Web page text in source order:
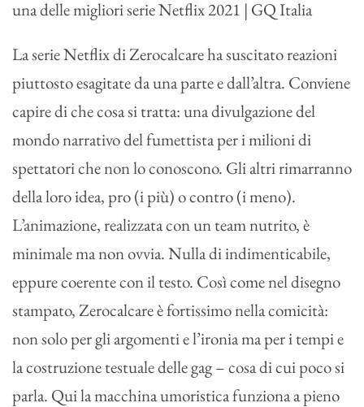
La serie Netflix di Zerocalcare ha suscitato reazioni
piuttosto esagitate da una parte e dall’altra. Conviene
capire di che cosa si tratta: una divulgazione del
mondo narrativo del fumettista per i milioni di
spettatori che non lo conoscono. Gli altri rimarranno
della loro idea, pro (i più) o contro (i meno).
L’animazione, realizzata con un team nutrito, è
minimale ma non ovvia. Nulla di indimenticabile,
eppure coerente con il testo. Così come nel disegno
stampato, Zerocalcare è fortissimo nella comicità:
non solo per gli argomenti e l’ironia ma per i tempi e
la costruzione testuale delle gag – cosa di cui poco si
parla. Qui la macchina umoristica funziona a pieno